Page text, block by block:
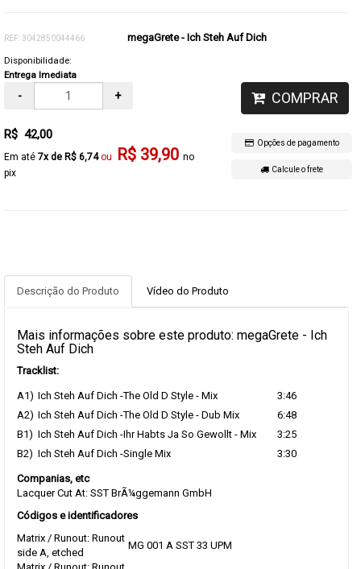
REF: 3042850044466 megaGrete - Ich Steh Auf Dich
Disponibilidade:
Entrega Imediata
- + COMPRAR
R$ 42,00
7x de R$ 6,74 R$ 39,90 no
pix
Opções de pagamento
Calcule o frete
Descrição do Produto Vídeo do Produto
Mais informações sobre este produto: megaGrete - Ich
Steh Auf Dich
Tracklist:
A1) Ich Steh Auf Dich -The Old D Style - Mix
3:46
A2) Ich Steh Auf Dich -The Old D Style - Dub Mix
6:48
B1) Ich Steh Auf Dich -Ihr Habts Ja So Gewollt - Mix
3:25
B2) Ich Steh Auf Dich -Single Mix 3:30
Companias, etc
Lacquer Cut At: SST BrÃ¼ggemann GmbH
Códigos e identificadores
Matrix / Runout: Runout
side A, etched
MG 001 A SST 33 UPM